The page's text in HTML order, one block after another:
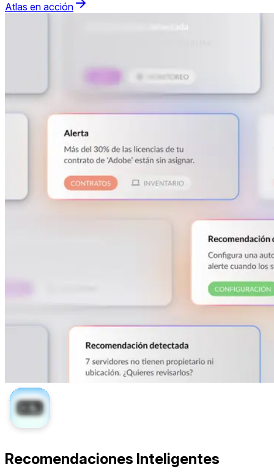
Atlas en acción
Recomendaciones Inteligentes